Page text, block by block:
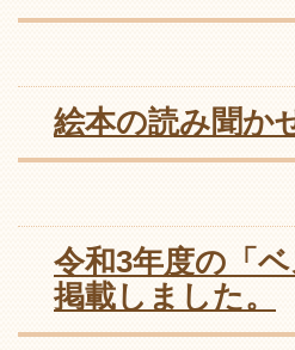
絵本の読み聞か
令和3年度の「
掲載しました。